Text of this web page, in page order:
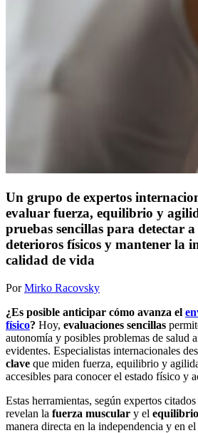
Un grupo de expertos
evaluar fuerza, equilibrio y
pruebas sencillas para detectar
deterioros físicos y mantener la
calidad de vida
PorMirko Racovsky
¿Es posible anticipar cómo avanza el
físico? Hoy, evaluaciones sencillas
autonomía y posibles problemas de salud
evidentes. Especialistas internacionales
clave que miden fuerza, equilibrio y
accesibles para conocer el estado físico y
Estas herramientas, según expertos
revelan la fuerza muscular y el equilibrio
manera directa en la independencia y en